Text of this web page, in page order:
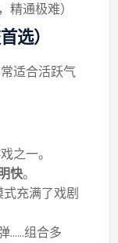
通极难）
选）
适合活跃气
之一。
快。
式充满了戏剧
……组合多